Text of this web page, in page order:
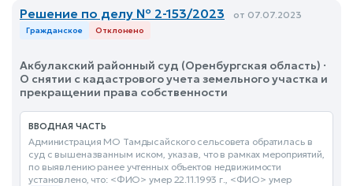
Решение по делу № 2-153/2023 от 07.07.2023
Гражданское Отклонено
Акбулакский районный суд (Оренбургская область) ·
О снятии с кадастрового учета земельного участка и
прекращении права собственности
ВВОДНАЯ ЧАСТЬ
Администрация МО Тамдысайского сельсовета обратилась в
суд с вышеназванным иском, указав, что в рамках мероприятий,
по выявлению ранее учтенных объектов недвижимости
установлено, что: <ФИО> умер 22.11.1993 г., <ФИО> умер